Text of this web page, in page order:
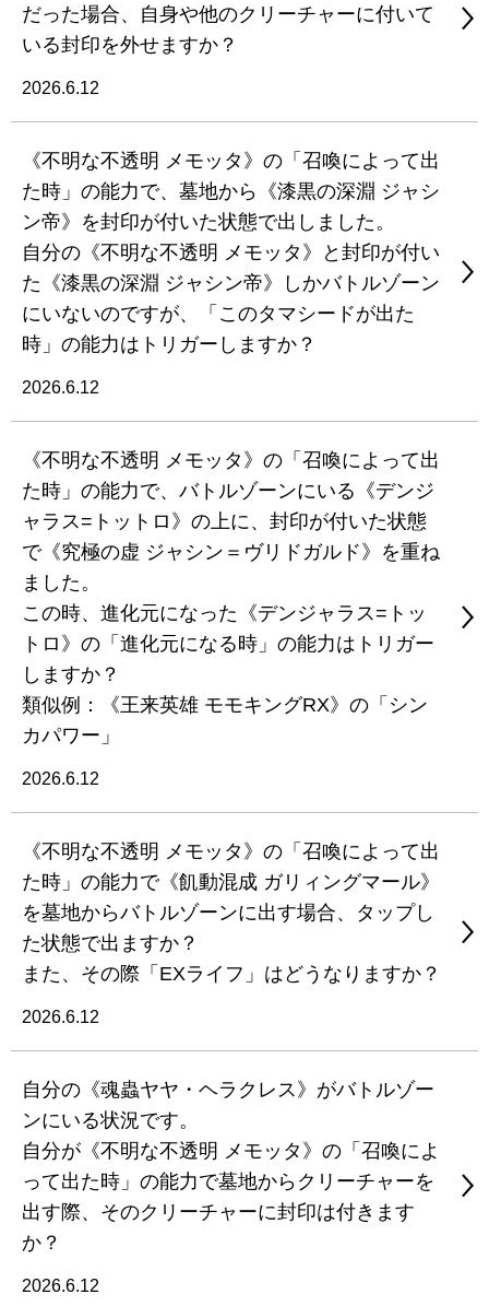
だった場合、自身や他のクリーチャーに付いて
いる封印を外せますか？
2026.6.12
《不明な不透明 メモッタ》の「召喚によって出
た時」の能力で、墓地から《漆黒の深淵 ジャシ
ン帝》を封印が付いた状態で出しました。
自分の《不明な不透明 メモッタ》と封印が付い
た《漆黒の深淵 ジャシン帝》しかバトルゾーン
にいないのですが、「このタマシードが出た
時」の能力はトリガーしますか？
2026.6.12
《不明な不透明 メモッタ》の「召喚によって出
た時」の能力で、バトルゾーンにいる《デンジ
ャラス=トットロ》の上に、封印が付いた状態
で《究極の虚 ジャシン＝ヴリドガルド》を重ね
ました。
この時、進化元になった《デンジャラス=トッ
トロ》の「進化元になる時」の能力はトリガー
しますか？
類似例：《王来英雄 モモキングRX》の「シン
カパワー」
2026.6.12
《不明な不透明 メモッタ》の「召喚によって出
た時」の能力で《飢動混成 ガリィングマール》
を墓地からバトルゾーンに出す場合、タップし
た状態で出ますか？
また、その際「EXライフ」はどうなりますか？
2026.6.12
自分の《魂蟲ヤヤ・ヘラクレス》がバトルゾー
ンにいる状況です。
自分が《不明な不透明 メモッタ》の「召喚によ
って出た時」の能力で墓地からクリーチャーを
出す際、そのクリーチャーに封印は付きます
か？
2026.6.12